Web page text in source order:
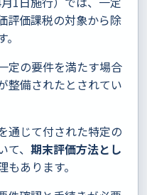
評価課税の対象から除
定の要件を満たす場合
整備されたとされてい
通じて付された特定の
、 期末評価方法とし
もあります。